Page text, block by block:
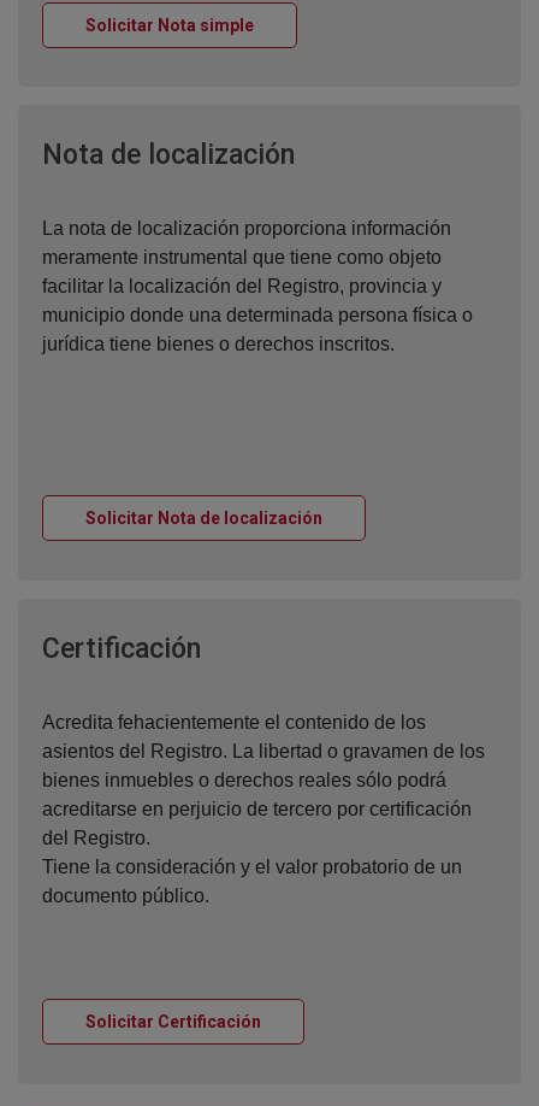
Solicitar Nota simpleVentana nueva
Nota de localización
La nota de localización proporciona información
meramente instrumental que tiene como objeto
facilitar la localización del Registro, provincia y
municipio donde una determinada persona física o
jurídica tiene bienes o derechos inscritos.
Solicitar Nota de localización
Certificación
Acredita fehacientemente el contenido de los
asientos del Registro. La libertad o gravamen de los
bienes inmuebles o derechos reales sólo podrá
acreditarse en perjuicio de tercero por certificación
del Registro.
Tiene la consideración y el valor probatorio de un
documento público.
Solicitar Certificación